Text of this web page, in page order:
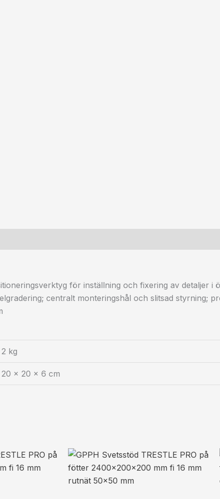
för inställning och fixering av detaljer i
centralt monteringshål och slitsad styrning;
2 kg
20 × 20 × 6 cm